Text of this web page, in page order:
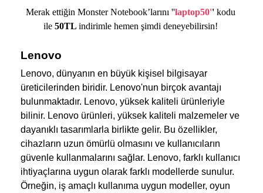
Merak ettiğin Monster Notebook’larını ''laptop50'' kodu
ile 50TL indirimle hemen şimdi deneyebilirsin!
Lenovo
Lenovo, dünyanın en büyük kişisel bilgisayar
üreticilerinden biridir. Lenovo'nun birçok avantajı
bulunmaktadır. Lenovo, yüksek kaliteli ürünleriyle
bilinir. Lenovo ürünleri, yüksek kaliteli malzemeler ve
dayanıklı tasarımlarla birlikte gelir. Bu özellikler,
cihazların uzun ömürlü olmasını ve kullanıcıların
güvenle kullanmalarını sağlar. Lenovo, farklı kullanıcı
ihtiyaçlarına uygun olarak farklı modellerde sunulur.
Örneğin, iş amaçlı kullanıma uygun modeller, oyun